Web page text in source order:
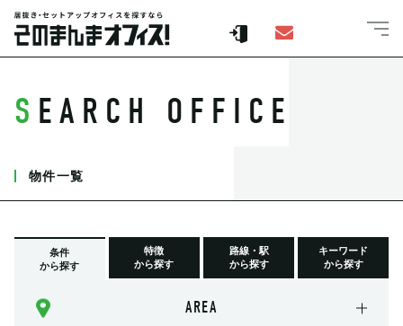
SEARCH OFFICE
物件一覧
条件
から探す
特徴
から探す
路線・駅
から探す
キーワード
から探す
AREA